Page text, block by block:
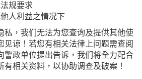
规要求
人利益之情况下
私，我们无法为您查询及提供其他使
见谅！若您有相关法律上问题需查阅
警政单位提出告诉，我们将全力配合
相关资料，以协助调查及破案！